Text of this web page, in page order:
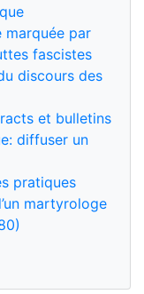
par
fascistes
discours des
et bulletins
diffuser un
pratiques
martyrologe